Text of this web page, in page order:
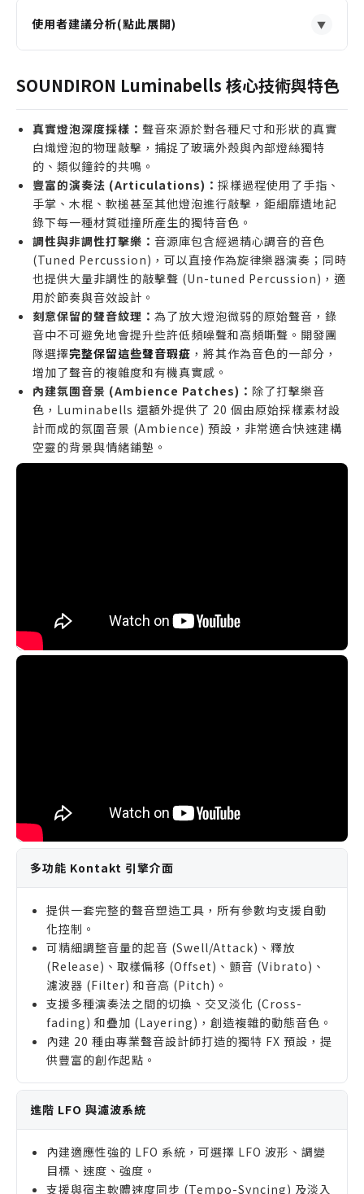
使用者建議分析(點此展開) ▼
尋找獨特、非傳統音色的電影配樂師或遊戲音效設計
氛圍音樂 (Ambient Music) 創作者，需要空靈、細
膩的質地來鋪陳情緒與背景音景。
電子音樂製作人，希望在數位音色中加入有機、具呼
吸感的打擊樂元素以增加作品層次。
誰不適合購買
僅需要傳統鼓組或管弦樂打擊樂來進行主流音樂編曲
的製作人。
未使用 Native Instruments Kontakt 完整版的音
樂創作者（本音源不支援免費 Player 版本）。
追求極致乾淨、無任何噪訊底噪的聲音潔癖使用者
（本音源刻意保留原始底噪作為特色）。
SOUNDIRON Luminabells 核心技術與特色
真實燈泡深度採樣： 聲音來源於對各種尺寸和形狀的真實
白熾燈泡的物理敲擊，捕捉了玻璃外殼與內部燈絲獨特
的、類似鐘鈴的共鳴。
豐富的演奏法 (Articulations)： 採樣過程使用了手指、
手掌、木棍、軟槌甚至其他燈泡進行敲擊，鉅細靡遺地記
錄下每一種材質碰撞所產生的獨特音色。
調性與非調性打擊樂： 音源庫包含經過精心調音的音色
(Tuned Percussion)，可以直接作為旋律樂器演奏；同時
也提供大量非調性的敲擊聲 (Un-tuned Percussion)，適
用於節奏與音效設計。
刻意保留的聲音紋理： 為了放大燈泡微弱的原始聲音，錄
音中不可避免地會提升些許低頻噪聲和高頻嘶聲。開發團
隊選擇完整保留這些聲音瑕疵 ，將其作為音色的一部分，
增加了聲音的複雜度和有機真實感。
內建氛圍音景 (Ambience Patches)： 除了打擊樂音
色，Luminabells 還額外提供了 20 個由原始採樣素材設
計而成的氛圍音景 (Ambience) 預設，非常適合快速建構
空靈的背景與情緒鋪墊。
多功能 Kontakt 引擎介面
提供一套完整的聲音塑造工具，所有參數均支援自動
化控制。
可精細調整音量的起音 (Swell/Attack)、釋放
(Release)、取樣偏移 (Offset)、顫音 (Vibrato)、
濾波器 (Filter) 和音高 (Pitch)。
支援多種演奏法之間的切換、交叉淡化 (Cross-
fading) 和疊加 (Layering)，創造複雜的動態音色。
內建 20 種由專業聲音設計師打造的獨特 FX 預設，提
供豐富的創作起點。
進階 LFO 與濾波系統
內建適應性強的 LFO 系統，可選擇 LFO 波形、調變
目標、速度、強度。
支援與宿主軟體速度同步 (Tempo-Syncing) 及淡入